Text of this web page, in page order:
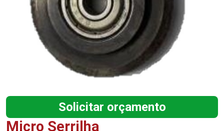
Solicitar orçamento
Micro Serrilha